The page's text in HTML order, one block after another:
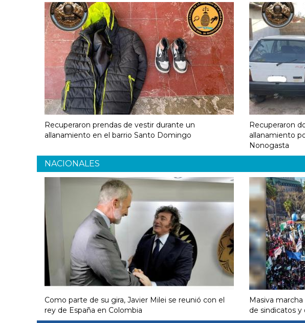
Recuperaron prendas de vestir durante un
allanamiento en el barrio Santo Domingo
Recuperaron
allanamiento
Nonogasta
NACIONALES
Como parte de su gira, Javier Milei se reunió con el
rey de España en Colombia
Masiva
de sindicatos y